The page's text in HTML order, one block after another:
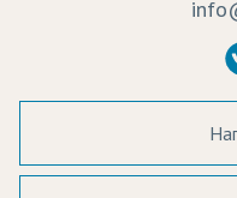
Политика
Согласие на